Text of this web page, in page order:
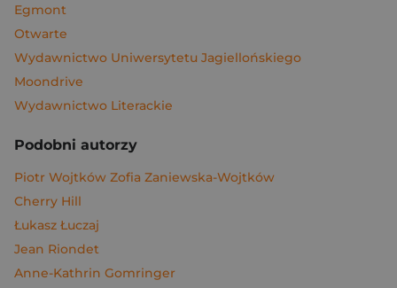
Egmont
Otwarte
Wydawnictwo Uniwersytetu Jagiellońskiego
Moondrive
Wydawnictwo Literackie
Podobni autorzy
Piotr Wojtków Zofia Zaniewska-Wojtków
Cherry Hill
Łukasz Łuczaj
Jean Riondet
Anne-Kathrin Gomringer